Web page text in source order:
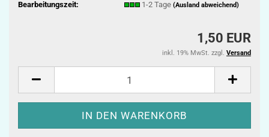
Bearbeitungszeit:
1-2 Tage (Ausland abweichend)
1,50 EUR
inkl. 19% MwSt. zzgl. Versand